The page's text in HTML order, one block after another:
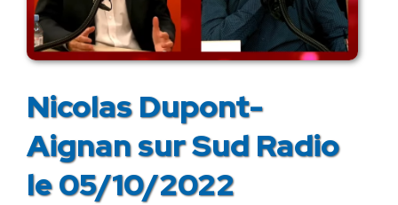
Nicolas Dupont-
Aignan sur Sud Radio
le 05/10/2022